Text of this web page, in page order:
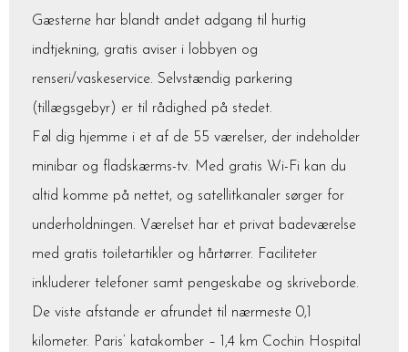
Gæsterne har blandt andet adgang til hurtig
indtjekning, gratis aviser i lobbyen og
renseri/vaskeservice. Selvstændig parkering
(tillægsgebyr) er til rådighed på stedet.
Føl dig hjemme i et af de 55 værelser, der indeholder
minibar og fladskærms-tv. Med gratis Wi-Fi kan du
altid komme på nettet, og satellitkanaler sørger for
underholdningen. Værelset har et privat badeværelse
med gratis toiletartikler og hårtørrer. Faciliteter
inkluderer telefoner samt pengeskabe og skriveborde.
De viste afstande er afrundet til nærmeste 0,1
kilometer. Paris’ katakomber – 1,4 km Cochin Hospital